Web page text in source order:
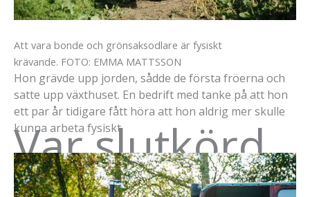
Att vara bonde och grönsaksodlare är fysiskt
krävande. FOTO: EMMA MATTSSON
Hon grävde upp jorden, sådde de första fröerna och
satte upp växthuset. En bedrift med tanke på att hon
ett par år tidigare fått höra att hon aldrig mer skulle
kunna arbeta fysiskt.
Var slutkörd